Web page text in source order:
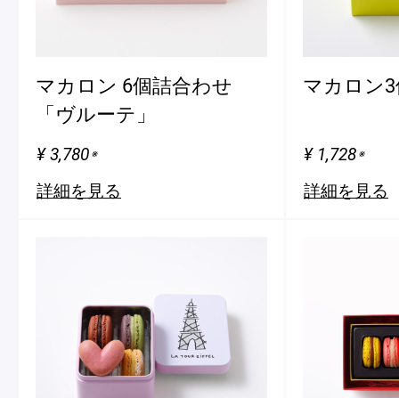
マカロン 6個詰合わせ
「ヴルーテ」
¥ 3,780※
詳細を見る
マカロン
¥ 1,728※
詳細を見る